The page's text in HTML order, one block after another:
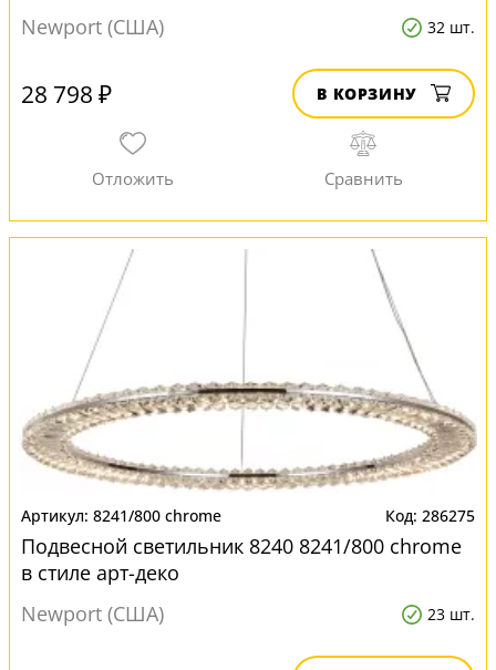
Newport (США)
32 шт.
28 798 ₽ В КОРЗИНУ
8241/800 chrome 286275
Подвесной светильник 8240 8241/800 chrome
в стиле арт-деко
Newport (США)
23 шт.